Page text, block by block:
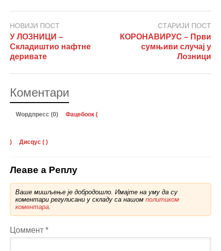
НОВИЈИ ПОСТ
У ЛОЗНИЦИ –
Складиштио нафтне
деривате
СТАРИЈИ ПОСТ
КОРОНАВИРУС – Први
сумњиви случај у
Лозници
Коментари
Wордпресс (0) Фацебоок (
) Дисqус ( )
Леаве а Реплy
Ваше мишљење је добродошло. Имајте на уму да су
коментари регулисани у складу са нашом политиком
коментара.
Цоммент *